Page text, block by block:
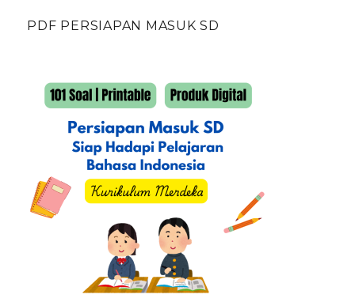
PDF PERSIAPAN MASUK SD